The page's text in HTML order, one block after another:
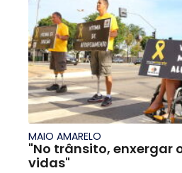
MAIO AMARELO
"No trânsito, enxergar
vidas"